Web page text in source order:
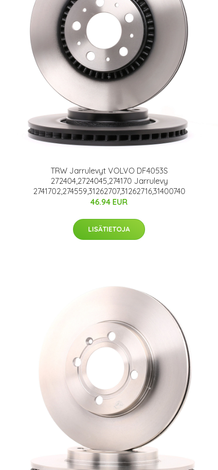
TRW Jarrulevyt VOLVO DF4053S
272404,2724045,274170 Jarrulevy
2741702,274559,31262707,31262716,31400740
46.94 EUR
LISÄTIETOJA